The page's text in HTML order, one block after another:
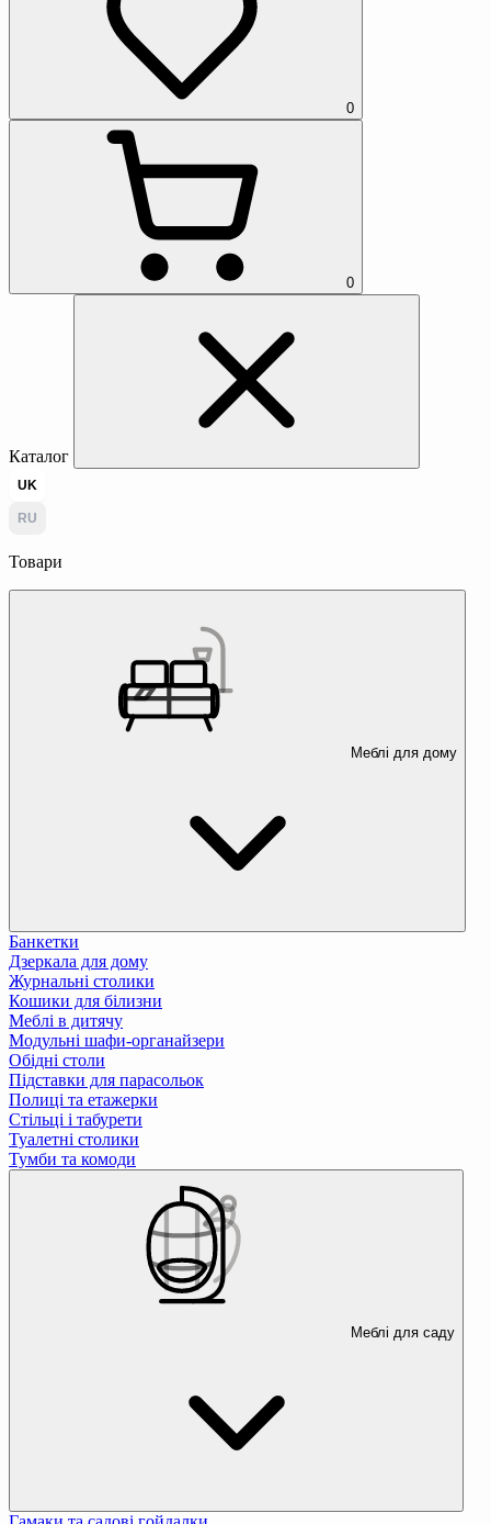
0
0
Каталог
UK
RU
Товари
Меблі для дому
Банкетки
Дзеркала для дому
Журнальні столики
Кошики для білизни
Меблі в дитячу
Модульні шафи-органайзери
Обідні столи
Підставки для парасольок
Полиці та етажерки
Стільці і табурети
Туалетні столики
Тумби та комоди
Меблі для саду